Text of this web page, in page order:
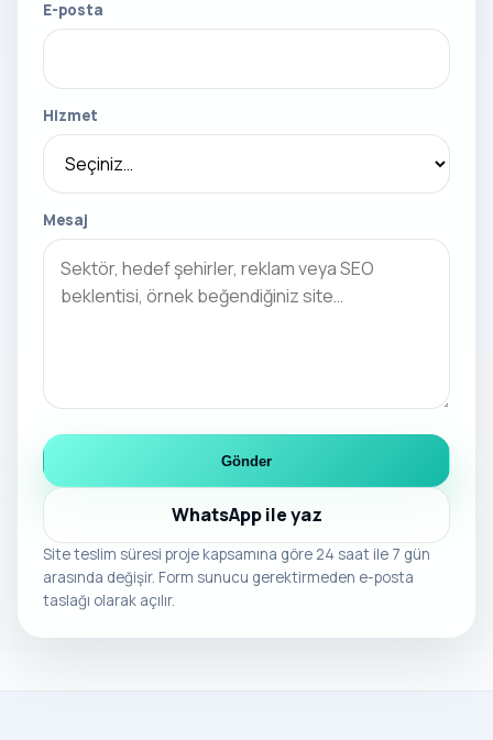
E-posta
Hizmet
Mesaj
Gönder
WhatsApp ile yaz
Site teslim süresi proje kapsamına göre 24 saat ile 7 gün
arasında değişir. Form sunucu gerektirmeden e-posta
taslağı olarak açılır.